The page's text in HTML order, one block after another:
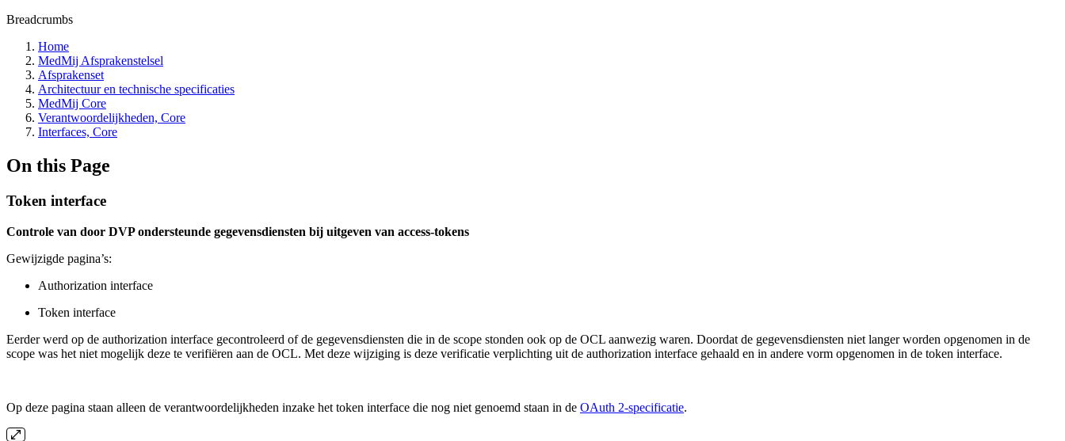
Breadcrumbs
Home
MedMij Afsprakenstelsel
Afsprakenset
Architectuur en technische specificaties
MedMij Core
Verantwoordelijkheden, Core
Interfaces, Core
On this Page
Token interface
Controle van door DVP ondersteunde gegevensdiensten bij uitgeven van access-tokens
Gewijzigde pagina’s:
Authorization interface
Token interface
Eerder werd op de authorization interface gecontroleerd of de gegevensdiensten die in de scope stonden ook op de OCL aanwezig waren. Doordat de gegevensdiensten niet langer worden opgenomen in de
scope was het niet mogelijk deze te verifiëren aan de OCL. Met deze wijziging is deze verificatie verplichting uit de authorization interface gehaald en in andere vorm opgenomen in de token interface.
Op deze pagina staan alleen de verantwoordelijkheden inzake het token interface die nog niet genoemd staan in de OAuth 2-specificatie.